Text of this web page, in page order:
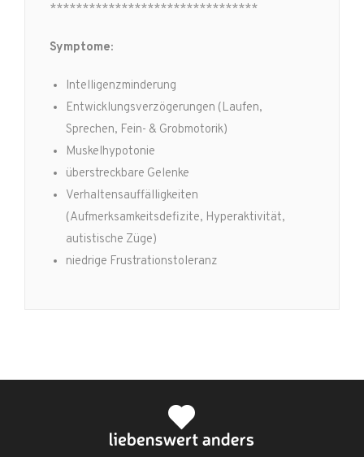
********************************
Symptome:
Intelligenzminderung
Entwicklungsverzögerungen (Laufen,
Sprechen, Fein- & Grobmotorik)
Muskelhypotonie
überstreckbare Gelenke
Verhaltensauffälligkeiten
(Aufmerksamkeitsdefizite, Hyperaktivität,
autistische Züge)
niedrige Frustrationstoleranz